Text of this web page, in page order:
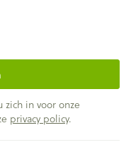
in voor onze
privacy policy.